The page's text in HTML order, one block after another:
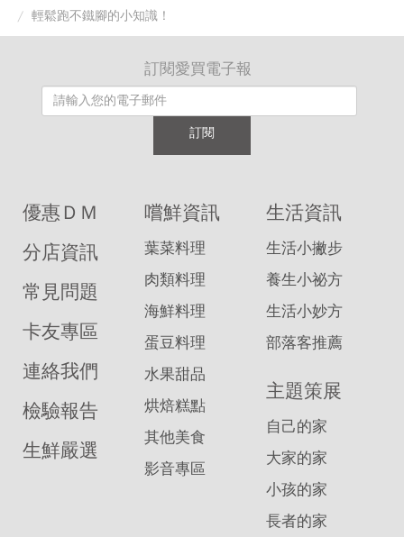
輕鬆跑不鐵腳的小知識！
訂閱愛買電子報
訂閱
優惠ＤＭ
分店資訊
常見問題
卡友專區
連絡我們
檢驗報告
生鮮嚴選
嚐鮮資訊
葉菜料理
肉類料理
海鮮料理
蛋豆料理
水果甜品
烘焙糕點
其他美食
影音專區
生活資訊
生活小撇步
養生小祕方
生活小妙方
部落客推薦
主題策展
自己的家
大家的家
小孩的家
長者的家